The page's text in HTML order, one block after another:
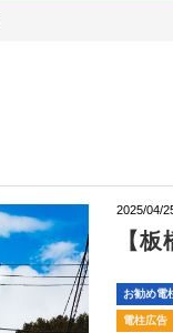
2025/04/
【
お勧め電
電柱広告